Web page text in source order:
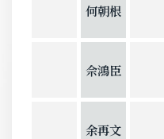
何朝根
佘鴻臣
余再文